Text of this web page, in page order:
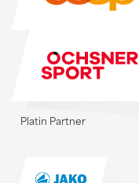
Platin Partner